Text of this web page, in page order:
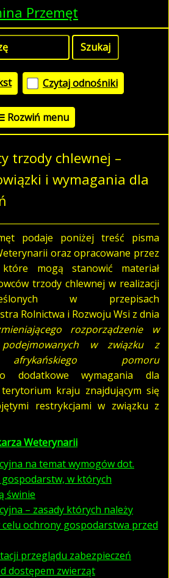
Przemęt
Czytaj odnośniki
Rozwiń menu
trzody chlewnej –
i wymagania dla
podaje poniżej treść pisma
oraz opracowane przez
mogą stanowić materiał
trzody chlewnej w realizacji
w przepisach
Rolnictwa i Rozwoju Wsi z dnia
rozporządzenie w
w związku z
afrykańskiego pomoru
dodatkowe wymagania dla
kraju znajdującym się
restrykcjami w związku z
Weterynarii
na temat wymogów dot.
gospodarstw, w których
świnie
– zasady których należy
ochrony gospodarstwa przed
przeglądu zabezpieczeń
dostępem zwierząt